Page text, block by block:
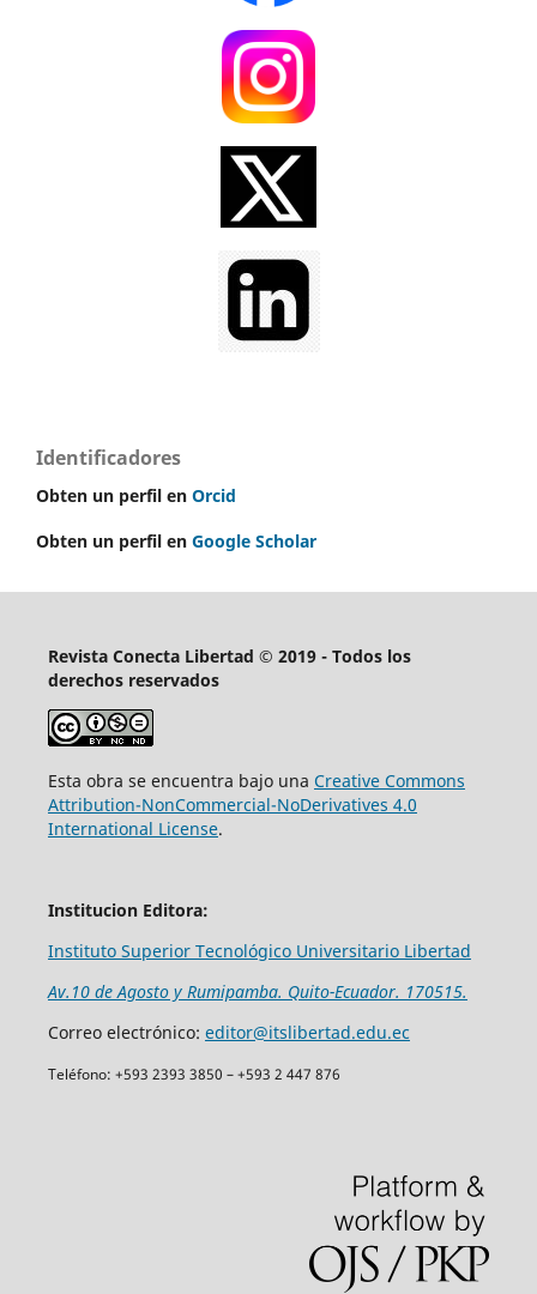
Identificadores
Obten un perfil en Orcid
Obten un perfil en Google Scholar
Revista Conecta Libertad © 2019 - Todos los
derechos reservados
Esta obra se encuentra bajo una Creative Commons
Attribution-NonCommercial-NoDerivatives 4.0
International License.
Institucion Editora:
Instituto Superior Tecnológico Universitario Libertad
Av.10 de Agosto y Rumipamba. Quito-Ecuador. 170515.
Correo electrónico: editor@itslibertad.edu.ec
Teléfono: +593 2393 3850 – +593 2 447 876